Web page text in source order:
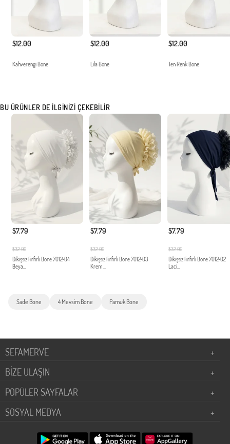
$12.00
Kahverengi Bone
$12.00
Lila Bone
$12.00
Ten Renk Bone
BU ÜRÜNLER DE İLGINIZI ÇEKEBILIR
$7.79
$32.00
Dikişsiz Fırfırlı Bone 7012-04
Beya...
$7.79
$32.00
Dikişsiz Fırfırlı Bone 7012-03
Krem...
$7.79
$32.00
Dikişsiz Fırfırlı Bone 7012-02
Laci...
Sade Bone 4 Mevsim Bone Pamuk Bone
SEFAMERVE
+
BİZE ULAŞIN
+
POPÜLER SAYFALAR
+
SOSYAL MEDYA
+